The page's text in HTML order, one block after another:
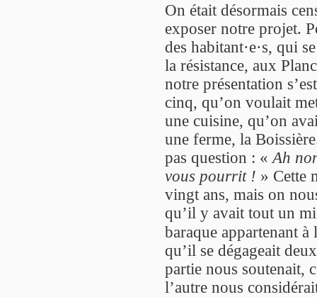
On était désormais
exposer notre projet.
des habitant·e·s, qui
la résistance, aux
notre présentation
cinq, qu’on voulait
une cuisine, qu’on
une ferme, la
pas question : « Ah
vous pourrit ! » Cette
vingt ans, mais on
qu’il y avait tout un
baraque appartenant à
qu’il se dégageait
partie nous soutenait,
l’autre nous